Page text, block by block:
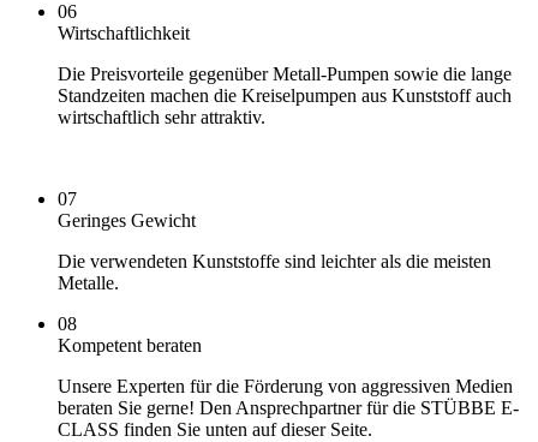
06
Wirtschaftlichkeit
Die Preisvorteile gegenüber Metall-Pumpen sowie die lange
Standzeiten machen die Kreiselpumpen aus Kunststoff auch
wirtschaftlich sehr attraktiv.
07
Geringes Gewicht
Die verwendeten Kunststoffe sind leichter als die meisten
Metalle.
08
Kompetent beraten
Unsere Experten für die Förderung von aggressiven Medien
beraten Sie gerne! Den Ansprechpartner für die STÜBBE E-
CLASS finden Sie unten auf dieser Seite.